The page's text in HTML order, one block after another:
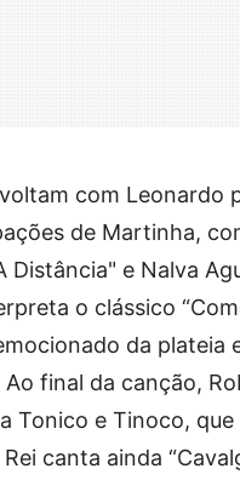
com Leonardo
de Martinha,
e Nalva
o clássico
da plateia
final da canção,
Tonico e Tinoco,
canta ainda